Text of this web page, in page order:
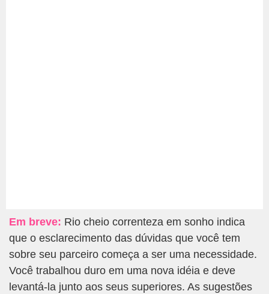
Em breve: Rio cheio correnteza em sonho indica
que o esclarecimento das dúvidas que você tem
sobre seu parceiro começa a ser uma necessidade.
Você trabalhou duro em uma nova idéia e deve
levantá-la junto aos seus superiores. As sugestões